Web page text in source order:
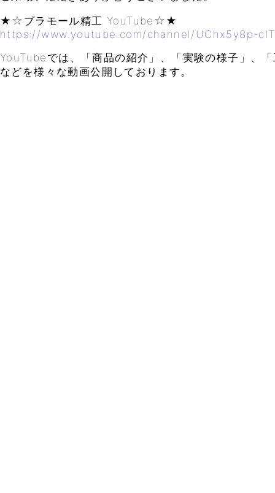
★☆プラモール精工 YouTube☆★
https://www.youtube.com/channel/UChx5y8p-
YouTubeでは、「商品の紹介」、「実験の様子」、
などを様々な動画公開しております。